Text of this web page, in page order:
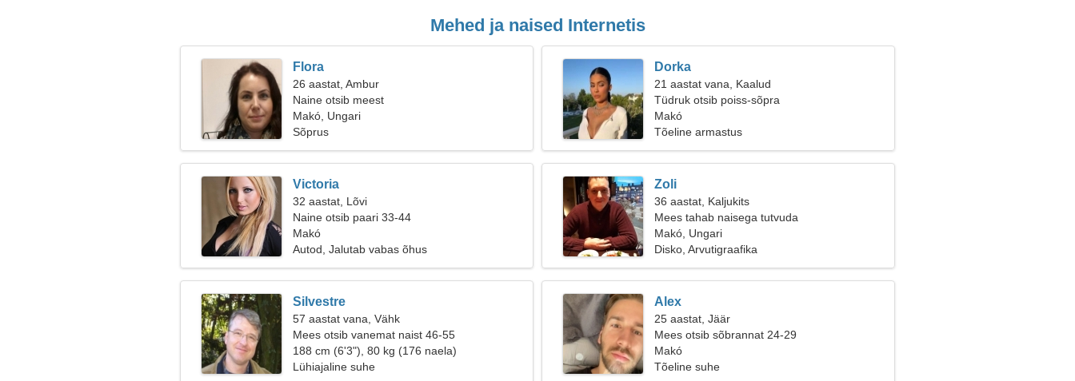
Mehed ja naised Internetis
Flora
26 aastat, Ambur
Naine otsib meest
Makó, Ungari
Sõprus
Dorka
21 aastat vana, Kaalud
Tüdruk otsib poiss-sõpra
Makó
Tõeline armastus
Victoria
32 aastat, Lõvi
Naine otsib paari 33-44
Makó
Autod, Jalutab vabas õhus
Zoli
36 aastat, Kaljukits
Mees tahab naisega tutvuda
Makó, Ungari
Disko, Arvutigraafika
Silvestre
57 aastat vana, Vähk
Mees otsib vanemat naist 46-55
188 cm (6'3"), 80 kg (176 naela)
Lühiajaline suhe
Alex
25 aastat, Jäär
Mees otsib sõbrannat 24-29
Makó
Tõeline suhe